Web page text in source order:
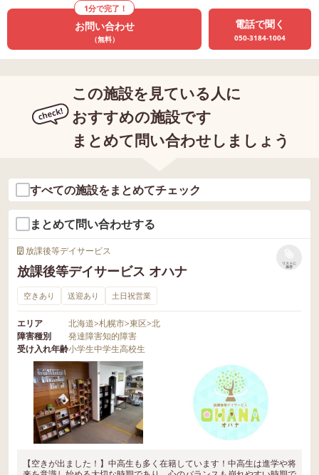
1分で完了！
お問い合わせ
（無料）
電話で聞く
050-3184-1004
この施設を見ている人に
おすすめの施設です
まとめて問い合わせしましょう
すべての施設をまとめてチェック
まとめて問い合わせする
放課後等デイサービス
放課後等デイサービス オハナ
リストに
保存
空きあり 送迎あり 土日祝営業
エリア 北海道>札幌市>東区>北
障害種別
発達障害知的障害
受け入れ年齢小学生中学生高校生
【空きが出ました！】中高生も多く在籍しています！中高生は進学や将